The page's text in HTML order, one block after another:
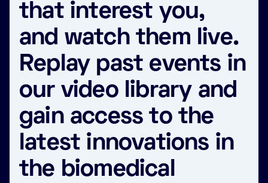
that interest you,
and watch them live.
Replay past events in
our video library and
gain access to the
latest innovations in
the biomedical